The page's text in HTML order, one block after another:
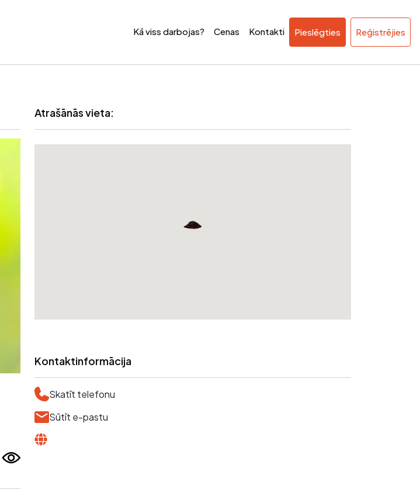
Kā viss darbojas? Cenas Kontakti Pieslēgties Reģistrējies
Atrašānās vieta:
Kontaktinformācija
Skatīt telefonu
Sūtīt e-pastu